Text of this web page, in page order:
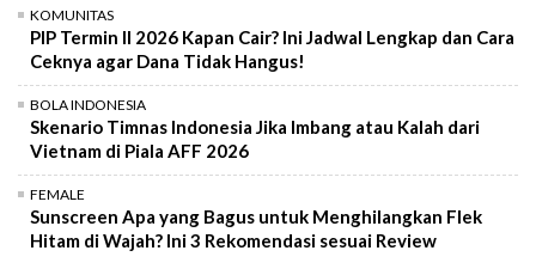
KOMUNITAS
PIP Termin II 2026 Kapan Cair? Ini Jadwal Lengkap dan Cara
Ceknya agar Dana Tidak Hangus!
BOLA INDONESIA
Skenario Timnas Indonesia Jika Imbang atau Kalah dari
Vietnam di Piala AFF 2026
FEMALE
Sunscreen Apa yang Bagus untuk Menghilangkan Flek
Hitam di Wajah? Ini 3 Rekomendasi sesuai Review